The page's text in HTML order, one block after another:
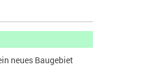
neues Baugebiet